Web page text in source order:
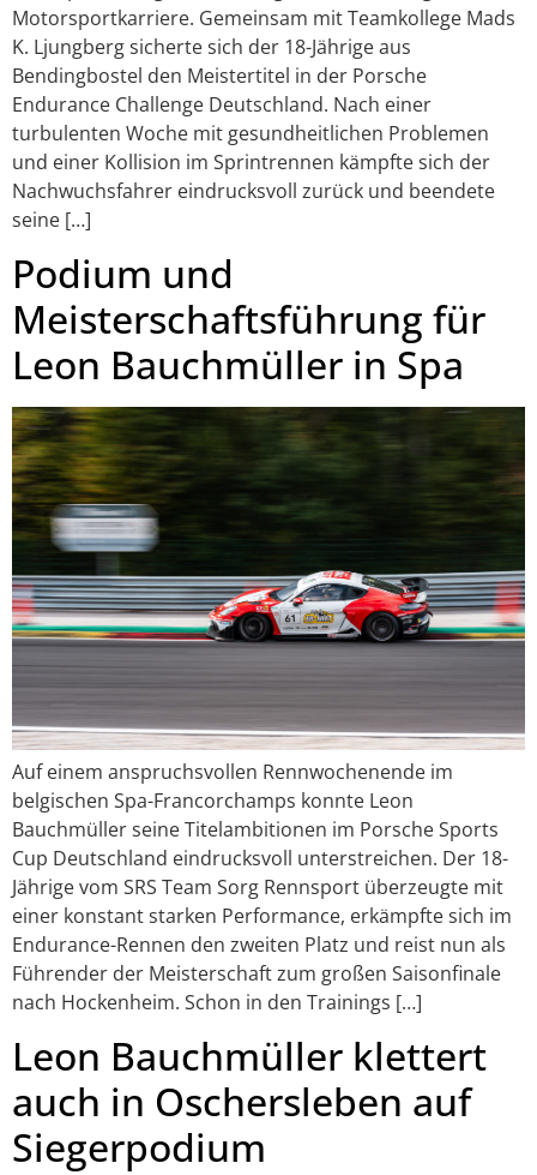
Motorsportkarriere. Gemeinsam mit Teamkollege Mads
K. Ljungberg sicherte sich der 18-Jährige aus
Bendingbostel den Meistertitel in der Porsche
Endurance Challenge Deutschland. Nach einer
turbulenten Woche mit gesundheitlichen Problemen
und einer Kollision im Sprintrennen kämpfte sich der
Nachwuchsfahrer eindrucksvoll zurück und beendete
seine […]
Podium und
Meisterschaftsführung für
Leon Bauchmüller in Spa
Auf einem anspruchsvollen Rennwochenende im
belgischen Spa-Francorchamps konnte Leon
Bauchmüller seine Titelambitionen im Porsche Sports
Cup Deutschland eindrucksvoll unterstreichen. Der 18-
Jährige vom SRS Team Sorg Rennsport überzeugte mit
einer konstant starken Performance, erkämpfte sich im
Endurance-Rennen den zweiten Platz und reist nun als
Führender der Meisterschaft zum großen Saisonfinale
nach Hockenheim. Schon in den Trainings […]
Leon Bauchmüller klettert
auch in Oschersleben auf
Siegerpodium